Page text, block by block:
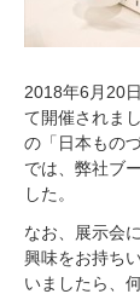
2018年6月20
て開催されま
の「日本もの
では、弊社ブ
した。
なお、展示会
興味をお持ち
いましたら、